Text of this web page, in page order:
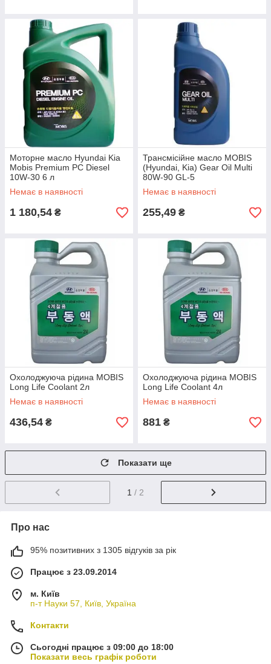
Моторне масло Hyundai Kia
Mobis Premium PC Diesel
10W-30 6 л
Немає в наявності
1 180,54 ₴
Трансмісійне масло MOBIS
(Hyundai, Kia) Gear Oil Multi
80W-90 GL-5
Немає в наявності
255,49 ₴
Охолоджуюча рідина MOBIS
Long Life Coolant 2л
Немає в наявності
436,54 ₴
Охолоджуюча рідина MOBIS
Long Life Coolant 4л
Немає в наявності
881 ₴
Показати ще
1 / 2
Про нас
95% позитивних з 1305 відгуків за рік
Працює з 23.09.2014
м. Київ
п-т Науки 57, Київ, Україна
Контакти
Сьогодні працює з 09:00 до 18:00
Показати весь графік роботи